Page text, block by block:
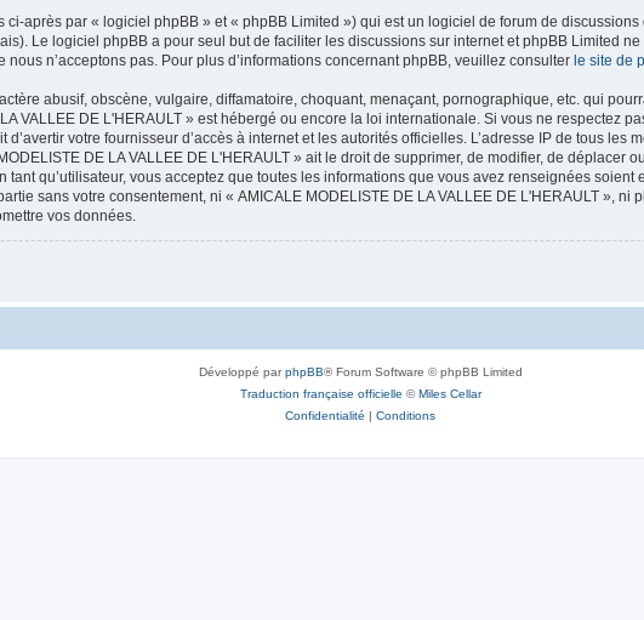
après par « logiciel phpBB » et « phpBB Limited ») qui est un logiciel de forum de discussions
Le logiciel phpBB a pour seul but de faciliter les discussions sur internet et phpBB Limited
n’acceptons pas. Pour plus d’informations concernant phpBB, veuillez consulter le site de
abusif, obscène, vulgaire, diffamatoire, choquant, menaçant, pornographique, etc. qui
VALLEE DE L'HERAULT » est hébergé ou encore la loi internationale. Si vous ne respectez
votre fournisseur d’accès à internet et les autorités officielles. L’adresse IP de tous les
DE LA VALLEE DE L'HERAULT » ait le droit de supprimer, de modifier, de déplacer
qu’utilisateur, vous acceptez que toutes les informations que vous avez renseignées
sans votre consentement, ni « AMICALE MODELISTE DE LA VALLEE DE L'HERAULT »,
vos données.
Développé parphpBB® Forum Software © phpBB Limited
Traduction française officielle ©Miles Cellar
Confidentialité | Conditions